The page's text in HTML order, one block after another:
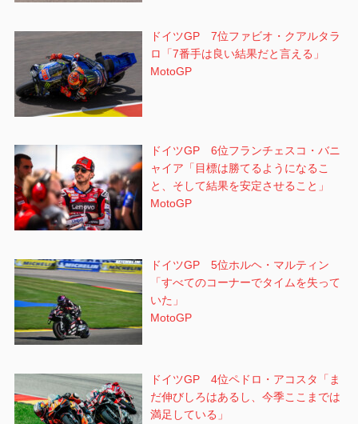
ドイツGP 7位ファビオ・クアルタラ
ロ「7番手は良い結果だと言える」
MotoGP
ドイツGP 6位フランチェスコ・バニ
ャイア「目標は勝てるようになるこ
と、そして結果を安定させること」
MotoGP
ドイツGP 5位ホルヘ・マルティン
「すべてのコーナーでタイムを失って
いた」
MotoGP
ドイツGP 4位ペドロ・アコスタ「ま
だ伸びしろはあるし、今季ここまでは
満足している」